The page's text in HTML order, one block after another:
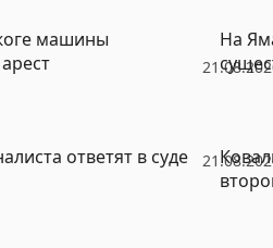
машины
На
ответят в суде